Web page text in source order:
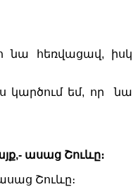
նա հեռվացավ, իսկ
կարծում եմ, որ նա
ասաց Շուևը։
Շուևը։